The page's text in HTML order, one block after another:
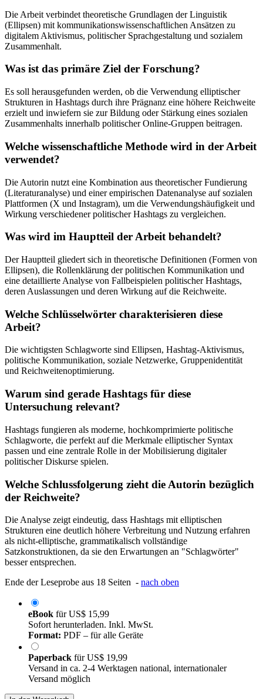
Die Arbeit verbindet theoretische Grundlagen der Linguistik
(Ellipsen) mit kommunikationswissenschaftlichen Ansätzen zu
digitalem Aktivismus, politischer Sprachgestaltung und sozialem
Zusammenhalt.
Was ist das primäre Ziel der Forschung?
Es soll herausgefunden werden, ob die Verwendung elliptischer
Strukturen in Hashtags durch ihre Prägnanz eine höhere Reichweite
erzielt und inwiefern sie zur Bildung oder Stärkung eines sozialen
Zusammenhalts innerhalb politischer Online-Gruppen beitragen.
Welche wissenschaftliche Methode wird in der Arbeit
verwendet?
Die Autorin nutzt eine Kombination aus theoretischer Fundierung
(Literaturanalyse) und einer empirischen Datenanalyse auf sozialen
Plattformen (X und Instagram), um die Verwendungshäufigkeit und
Wirkung verschiedener politischer Hashtags zu vergleichen.
Was wird im Hauptteil der Arbeit behandelt?
Der Hauptteil gliedert sich in theoretische Definitionen (Formen von
Ellipsen), die Rollenklärung der politischen Kommunikation und
eine detaillierte Analyse von Fallbeispielen politischer Hashtags,
deren Auslassungen und deren Wirkung auf die Reichweite.
Welche Schlüsselwörter charakterisieren diese
Arbeit?
Die wichtigsten Schlagworte sind Ellipsen, Hashtag-Aktivismus,
politische Kommunikation, soziale Netzwerke, Gruppenidentität
und Reichweitenoptimierung.
Warum sind gerade Hashtags für diese
Untersuchung relevant?
Hashtags fungieren als moderne, hochkomprimierte politische
Schlagworte, die perfekt auf die Merkmale elliptischer Syntax
passen und eine zentrale Rolle in der Mobilisierung digitaler
politischer Diskurse spielen.
Welche Schlussfolgerung zieht die Autorin bezüglich
der Reichweite?
Die Analyse zeigt eindeutig, dass Hashtags mit elliptischen
Strukturen eine deutlich höhere Verbreitung und Nutzung erfahren
als nicht-elliptische, grammatikalisch vollständige
Satzkonstruktionen, da sie den Erwartungen an "Schlagwörter"
besser entsprechen.
Ende der Leseprobe aus 18 Seiten - nach oben
eBook fürUS$ 15,99
Sofort herunterladen. Inkl. MwSt.
Format: PDF – für alle Geräte
Paperback fürUS$ 19,99
Versand in ca. 2-4 Werktagen national, internationaler
Versand möglich